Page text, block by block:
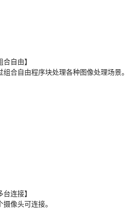
合自由】
组合自由程序块处理各种图像处理场景。
台连接】
摄像头可连接。